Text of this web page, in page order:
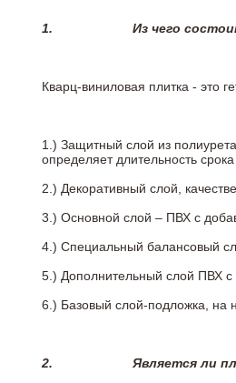
1. Из чего
Кварц-виниловая плитка - это
1.) Защитный слой из
определяет длительность
2.) Декоративный слой,
3.) Основной слой – ПВХ с
4.) Специальный балансовый
5.) Дополнительный слой ПВХ
6.) Базовый слой-подложка, на
2. Является ли